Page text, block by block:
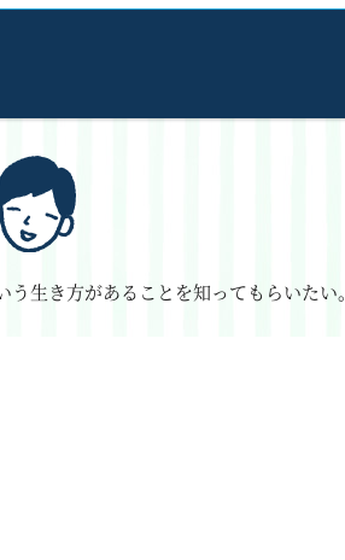
生き方があることを知ってもらいたい。